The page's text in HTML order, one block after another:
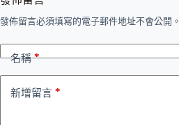
發佈留言必須填寫的電子郵件地址不會公開。
名稱*
新增留言 *